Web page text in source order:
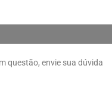
questão, envie sua dúvida